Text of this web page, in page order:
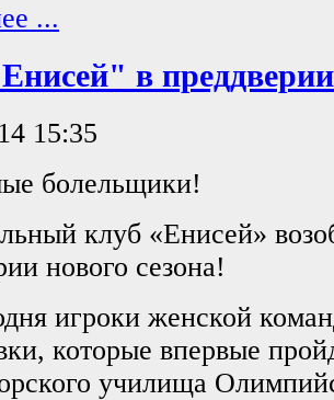
...
в преддверии
15:35
болельщики!
клуб «Енисей»
нового сезона!
игроки женской
которые впервые
училища